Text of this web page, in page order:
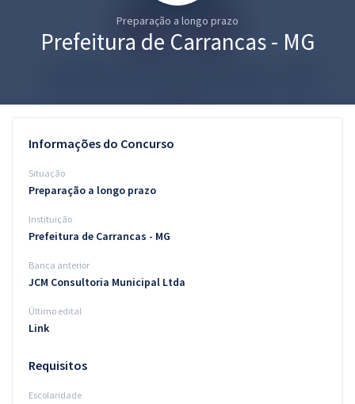
Graduação
Questões grátis
Blog
Aprovados
Atendimento
Preparação a longo prazo
Prefeitura de Carrancas - MG
Informações do Concurso
Situação
Preparação a longo prazo
Instituição
Prefeitura de Carrancas - MG
Banca anterior
JCM Consultoria Municipal Ltda
Último edital
Link
Requisitos
Escolaridade